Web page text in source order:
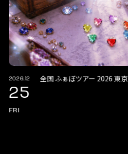
2026.12
25
FRI
全国 ふぁぼツアー 2026 東